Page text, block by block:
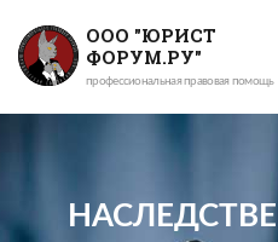
ООО "ЮРИСТ
ФОРУМ.РУ"
профессиональная правовая помощь